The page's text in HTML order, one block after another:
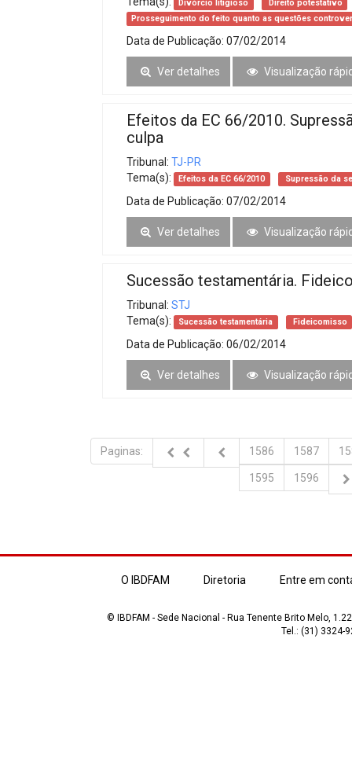
Divórcio litigioso
Direito potestativo
Prosseguimento do feito quanto as questões
Data de Publicação: 07/02/2014
Ver detalhes Visualização
Efeitos da EC 66/2010.
culpa
Tribunal: TJ-PR
Tema(s):
Efeitos da EC 66/2010 Supressão da
Data de Publicação: 07/02/2014
Ver detalhes Visualização
Sucessão testamentária.
Tribunal: STJ
Tema(s):
Sucessão testamentária Fideicomisso
Data de Publicação: 06/02/2014
Ver detalhes Visualização
Paginas: 1586 1587
1595 1596
O IBDFAM Diretoria Entre em
© IBDFAM - Sede Nacional - Rua Tenente Brito Melo,
Tel.: (31) 3324-